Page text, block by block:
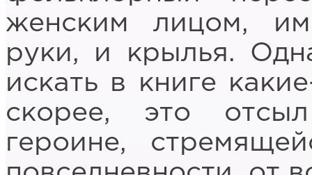
женским лицом,
руки, и крылья.
искать в книге
скорее, это
героине,